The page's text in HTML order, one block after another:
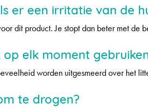
er een irritatie van de
dit product. Je stopt dan beter met de
elk moment
worden uitgesmeerd over het
te drogen?